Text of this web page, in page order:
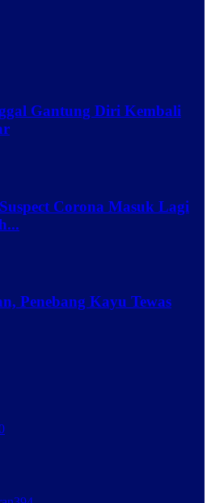
Gantung Diri Kembali
Corona Masuk Lagi
Penebang Kayu Tewas